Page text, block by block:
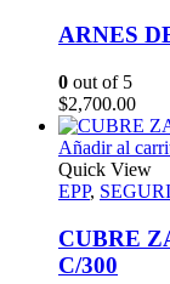
ARNES
0 out of 5
$2,700.00
Añadir al
Quick View
EPP,
CUBRE
C/300